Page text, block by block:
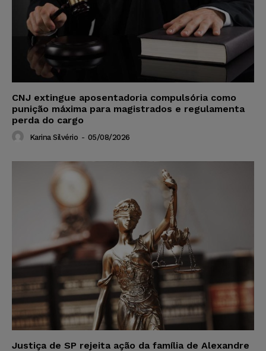
CNJ extingue aposentadoria compulsória como
punição máxima para magistrados e regulamenta
perda do cargo
Karina Silvério - 05/08/2026
Justiça de SP rejeita ação da família de Alexandre